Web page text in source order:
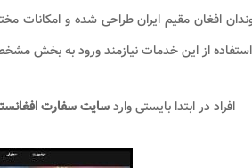
افغان مقیم ایران طراحی شده و امکانات
استفاده از این خدمات نیازمند ورود به
افراد در ابتدا بایستی واردسایت سفارت